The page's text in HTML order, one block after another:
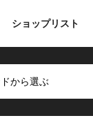
ショップリスト
から選ぶ